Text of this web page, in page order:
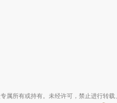
属所有或持有。未经许可，禁止进行转载